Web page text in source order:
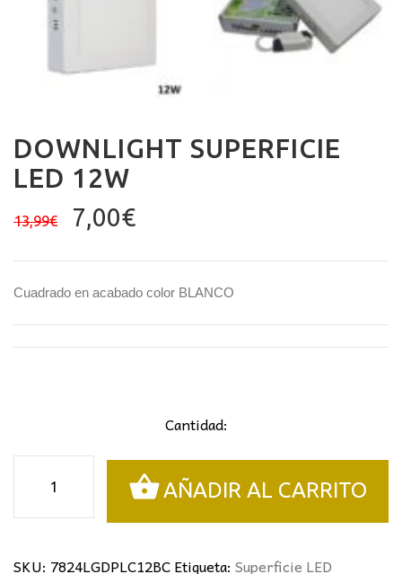
DOWNLIGHT SUPERFICIE
LED 12W
13,99€
El
original
era:
13,99€.
7,00€El
actual
es:
7,00€.
Cuadrado en acabado color BLANCO
Cantidad:
Superficie
LED
cantidad
AÑADIR AL CARRITO
SKU: 7824LGDPLC12BCEtiqueta: Superficie LED